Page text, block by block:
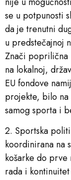
se u potpunosti
da je trenutni
u predstečajnoj
Znači poprilična
na lokalnoj,
EU fondove
projekte, bilo
samog sporta i
2. Sportska
koordinirana na
košarke do
rada i